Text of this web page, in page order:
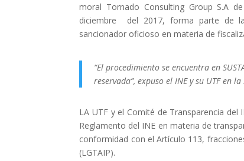
moral Tornado Consulting Group S.A
diciembre del 2017, forma parte de
sancionador oficioso en materia de
“El procedimiento se encuentra en
reservada”, expuso el INE y su UTF en
LA UTF y el Comité de Transparencia
Reglamento del INE en materia de
conformidad con el Artículo 113,
(LGTAIP).